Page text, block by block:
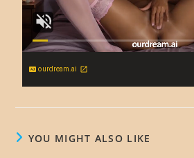
ourdream.ai
YOU MIGHT ALSO LIKE